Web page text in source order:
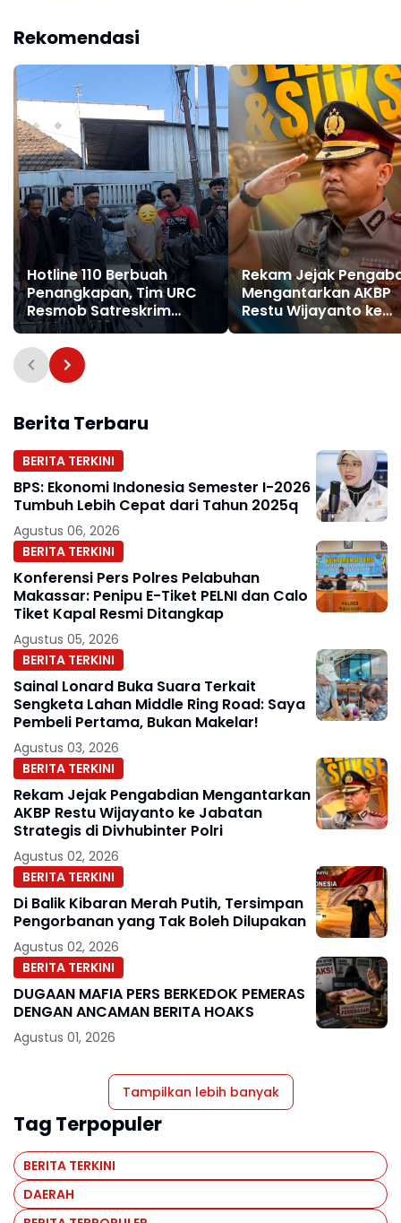
Seksual
Rekomendasi
Hotline 110 Berbuah
Penangkapan, Tim URC
Resmob Satreskrim
Polres Pelabuhan
Makassar Bekuk Pelaku
Pencurian
Rekam Jejak
Mengantarkan AKBP
Restu Wijayanto ke
Jabatan Strategis di
Berita Terbaru
BERITA TERKINI
BPS: Ekonomi Indonesia Semester I-2026
Tumbuh Lebih Cepat dari Tahun 2025q
Agustus 06, 2026
BERITA TERKINI
Konferensi Pers Polres Pelabuhan
Makassar: Penipu E-Tiket PELNI dan Calo
Tiket Kapal Resmi Ditangkap
Agustus 05, 2026
BERITA TERKINI
Sainal Lonard Buka Suara Terkait
Sengketa Lahan Middle Ring Road: Saya
Pembeli Pertama, Bukan Makelar!
Agustus 03, 2026
BERITA TERKINI
Rekam Jejak Pengabdian Mengantarkan
AKBP Restu Wijayanto ke Jabatan
Strategis di Divhubinter Polri
Agustus 02, 2026
BERITA TERKINI
Di Balik Kibaran Merah Putih, Tersimpan
Pengorbanan yang Tak Boleh Dilupakan
Agustus 02, 2026
BERITA TERKINI
DUGAAN MAFIA PERS BERKEDOK PEMERAS
DENGAN ANCAMAN BERITA HOAKS
Agustus 01, 2026
Tampilkan lebih banyak
Tag Terpopuler
BERITA TERKINI
DAERAH